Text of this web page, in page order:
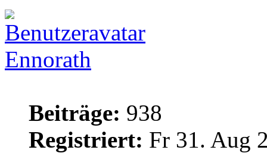
Ennorath
Beiträge: 938
Registriert: Fr 31. Aug